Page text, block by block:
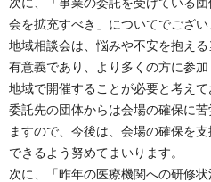
会を拡充すべき」についてでござい
地域相談会は、悩みや不安を抱え
有意義であり、より多くの方に参
地域で開催することが必要と考えて
委託先の団体からは会場の確保に
ますので、今後は、会場の確保を
できるよう努めてまいります。
次に、「昨年の医療機関への研修